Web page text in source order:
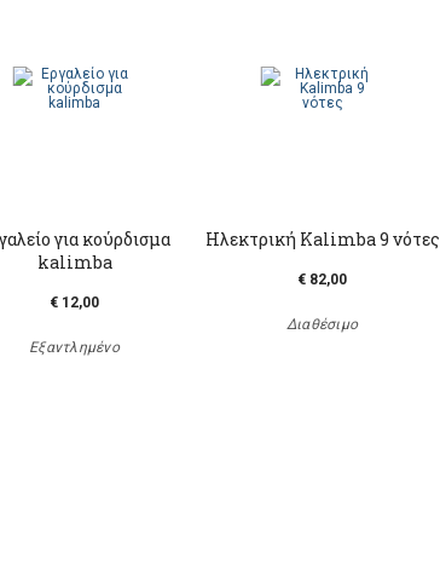
για κούρδισμα
kalimba
€ 12,00
Εξαντλημένο
Hλεκτρική Kalimba 9 νότες
€ 82,00
Διαθέσιμο